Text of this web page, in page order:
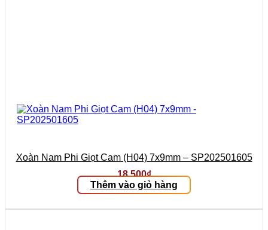
Xoàn Nam Phi Giọt Cam (H04) 7x9mm – SP202501605
18.500₫
Thêm vào giỏ hàng